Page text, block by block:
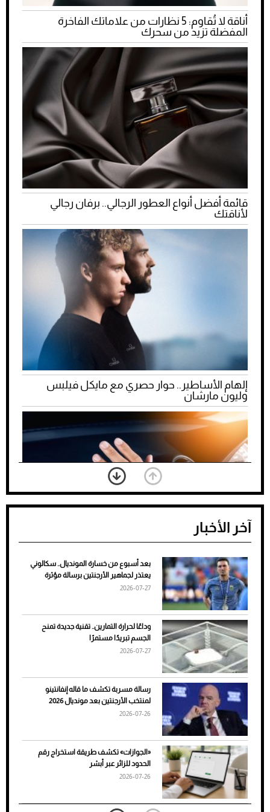
أناقة لا تُقاوم: 5 نظارات من علاماتك الفاخرة
المفضلة تزيد من سحرك
قائمة أفضل أنواع العطور الرجالي.. برفان رجالي
لأناقتك
إلهام الأساطير.. حوار حصري مع مايكل فيلبس
وليون مارشان
ضعف تبريد مكيف السيارة عند الوقوف.. أشهر
الأسباب والحلول
7 نصائح لاختيار لون البنطلون المناسب للقميص
الأسود
آخر الأخبار
بعد أسبوع من خسارة المونديال.. سكالوني
يعتذر لجماهير الأرجنتين برسالة مؤثرة
2026-07-27
وداعًا لحرارة التمارين.. تقنية جديدة تمنح
الجسم تبريدًا مستمرًا
2026-07-27
رسالة مسربة تكشف ما قاله إنفانتينو
لمنتخب الأرجنتين بعد مونديال 2026
2026-07-26
«الجوازات» تكشف طريقة استخراج رقم
الحدود للزائر عبر أبشر
2026-07-26